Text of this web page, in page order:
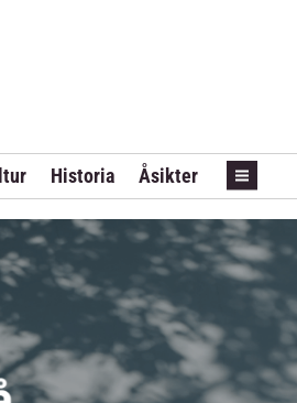
Historia Åsikter
ANNONSERA